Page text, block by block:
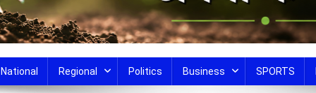
National Regional Politics Business SPORTS